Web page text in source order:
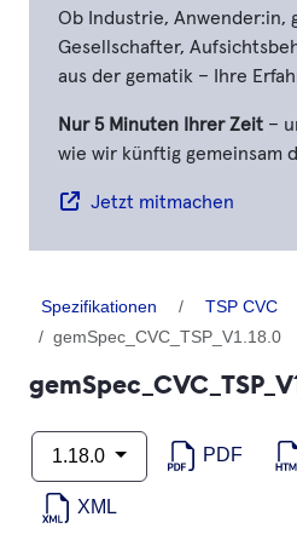
Ob Industrie, Anwender:in,
Gesellschafter,
aus der gematik – Ihre
Nur 5 Minuten Ihrer Zeit –
wie wir künftig gemeinsam
Jetzt mitmachen
Spezifikationen
TSP CVC
gemSpec_CVC_TSP_V1.18.0
1.18.0 PDF
XML